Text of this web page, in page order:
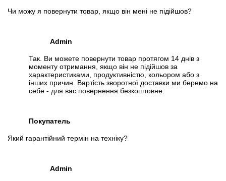
процессор. Советую брать именно Intel, так как с ним легче
1. Любые игры на абсолютных ультрах идут вполне себе,
никаких фризов и статтеров. Особенно плавно из игр с
хорошей графикой идут последний Wolfenstein the new
colossus и Doom 2016, более 70 кадров на FullHD в Doom с
максимальной графикой и более 60 в Wolfenstein с чуть
опущенным затенением и сглаживанием. Про остальные игры
(battlefield 1, warframe, overwatch например) вообще молчу,
автоматическом режиме.
видеопамяти, которых хватит с головой для большинства игр
паралельно смотреть видео на втором мониторе. Вообщем
Чи можу я повернути товар, якщо він мені не підійшов?
Admin
Так. Ви можете повернути товар протягом 14 днів з
моменту отримання, якщо він не підійшов за
характеристиками, продуктивністю, кольором або з
інших причин. Вартість зворотної доставки ми беремо на
себе - для вас повернення безкоштовне.
Покупатель
Який гарантійний термін на техніку?
Admin